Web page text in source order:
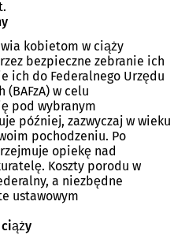
kobietom w ciąży
bezpieczne zebranie ich
ich do Federalnego Urzędu
(BAFzA) w celu
pod wybranym
później, zazwyczaj w wieku
pochodzeniu. Po
opiekę nad
Koszty porodu w
a niezbędne
ustawowym